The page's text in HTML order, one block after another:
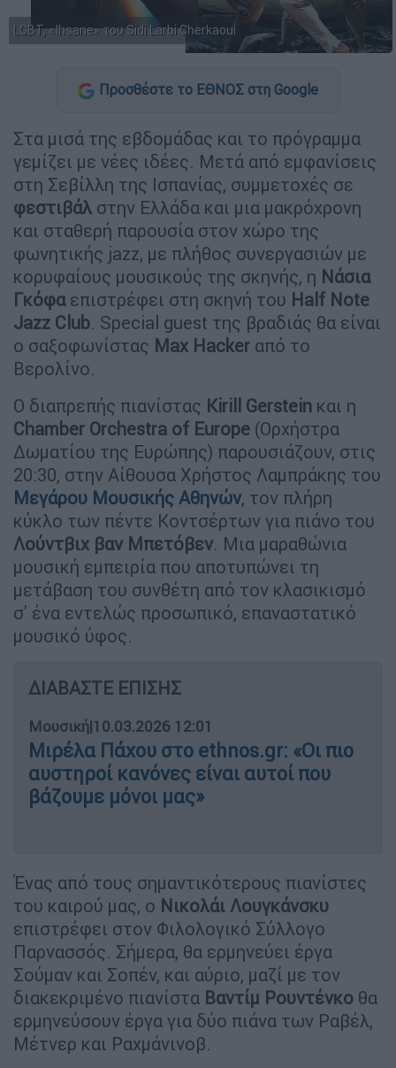
LGBT, «Ihsane» του Sidi Larbi Cherkaoui
Προσθέστε το ΕΘΝΟΣ στη Google
Στα μισά της εβδομάδας και το πρόγραμμα
γεμίζει με νέες ιδέες. Μετά από εμφανίσεις
στη Σεβίλλη της Ισπανίας, συμμετοχές σε
φεστιβάλ στην Ελλάδα και μια μακρόχρονη
και σταθερή παρουσία στον χώρο της
φωνητικής jazz, με πλήθος συνεργασιών με
κορυφαίους μουσικούς της σκηνής, η Νάσια
Γκόφαεπιστρέφει στη σκηνή του Half Note
Jazz Club. Special guest της βραδιάς θα είναι
ο σαξοφωνίστας Max Hacker από το
Βερολίνο.
Ο διαπρεπής πιανίστας Kirill Gerstein και η
Chamber Orchestra of Europe (Ορχήστρα
Δωματίου της Ευρώπης) παρουσιάζουν, στις
20:30, στην Αίθουσα Χρήστος Λαμπράκης του
Μεγάρου Μουσικής Αθηνών, τον πλήρη
κύκλο των πέντε Κοντσέρτων για πιάνο του
Λούντβιχ βαν Μπετόβεν. Μια μαραθώνια
μουσική εμπειρία που αποτυπώνει τη
μετάβαση του συνθέτη από τον κλασικισμό
σ' ένα εντελώς προσωπικό, επαναστατικό
μουσικό ύφος.
ΔΙΑΒΑΣΤΕ ΕΠΙΣΗΣ
Μουσική|10.03.2026 12:01
Μιρέλα Πάχου στο ethnos.gr: «Οι πιο
αυστηροί κανόνες είναι αυτοί που
βάζουμε μόνοι μας»
Ένας από τους σημαντικότερους πιανίστες
του καιρού μας, ο Νικολάι Λουγκάνσκυ
επιστρέφει στον Φιλολογικό Σύλλογο
Παρνασσός. Σήμερα, θα ερμηνεύει έργα
Σούμαν και Σοπέν, και αύριο, μαζί με τον
διακεκριμένο πιανίστα Βαντίμ Ρουντένκο θα
ερμηνεύσουν έργα για δύο πιάνα των Ραβέλ,
Μέτνερ και Ραχμάνινοβ.